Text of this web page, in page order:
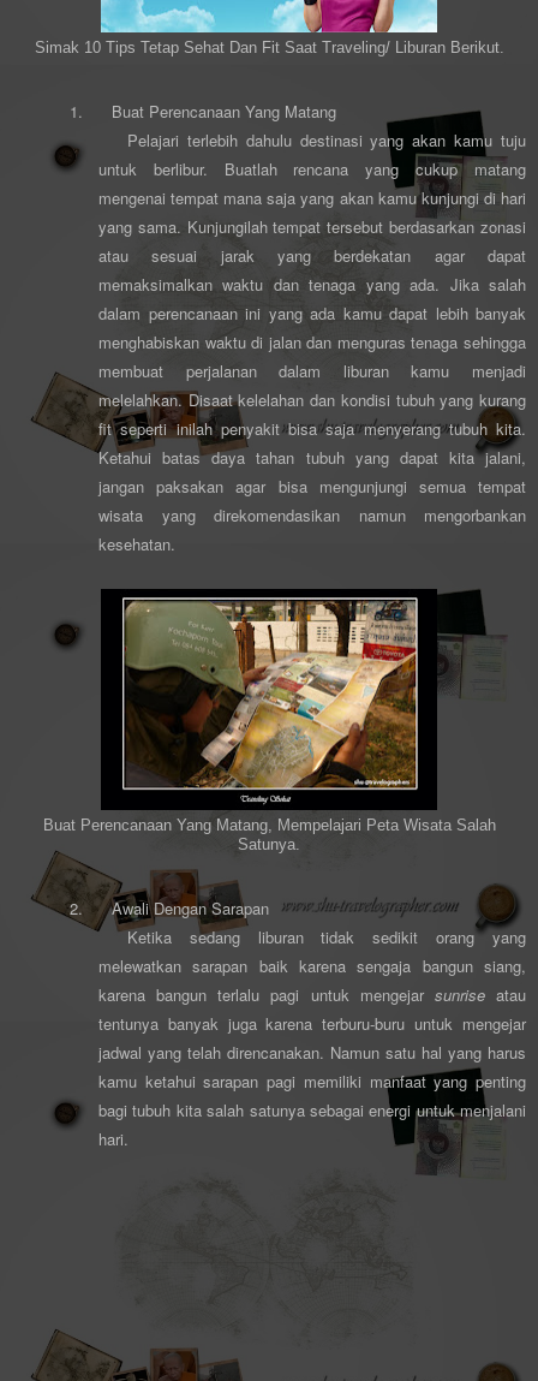
Simak 10 Tips Tetap Sehat Dan Fit Saat Traveling/ Liburan Berikut.
1.
Buat Perencanaan Yang Matang
Pelajari terlebih dahulu destinasi yang akan kamu tuju
untuk berlibur. Buatlah rencana yang cukup matang
mengenai tempat mana saja yang akan kamu kunjungi di hari
yang sama. Kunjungilah tempat tersebut berdasarkan zonasi
atau sesuai jarak yang berdekatan agar dapat
memaksimalkan waktu dan tenaga yang ada. Jika salah
dalam perencanaan ini yang ada kamu dapat lebih banyak
menghabiskan waktu di jalan dan menguras tenaga sehingga
membuat perjalanan dalam liburan kamu menjadi
melelahkan. Disaat kelelahan dan kondisi tubuh yang kurang
fit seperti inilah penyakit bisa saja menyerang tubuh kita.
Ketahui batas daya tahan tubuh yang dapat kita jalani,
jangan paksakan agar bisa mengunjungi semua tempat
wisata yang direkomendasikan namun mengorbankan
kesehatan.
Buat Perencanaan Yang Matang, Mempelajari Peta Wisata Salah
Satunya.
2.
Awali Dengan Sarapan
Ketika sedang liburan tidak sedikit orang yang
melewatkan sarapan baik karena sengaja bangun siang,
karena bangun terlalu pagi untuk mengejar sunriseatau
tentunya banyak juga karena terburu-buru untuk mengejar
jadwal yang telah direncanakan. Namun satu hal yang harus
kamu ketahui sarapan pagi memiliki manfaat yang penting
bagi tubuh kita salah satunya sebagai energi untuk menjalani
hari.